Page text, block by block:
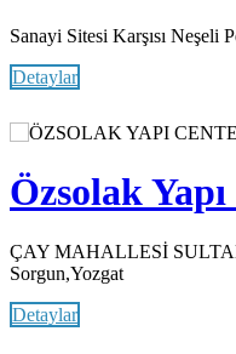
Sanayi Sitesi Karşısı Neşeli
Detaylar
Özsolak
ÇAY MAHALLESİ
Sorgun,Yozgat
Detaylar